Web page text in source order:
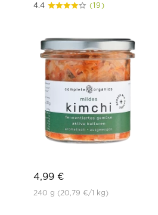
4.4 (19)
4,99 €
240 g (20,79 €/1 kg)